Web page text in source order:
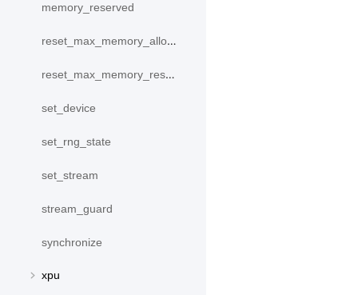
memory_reserved
reset_max_memory_allocated
reset_max_memory_reserved
set_device
set_rng_state
set_stream
stream_guard
synchronize
xpu